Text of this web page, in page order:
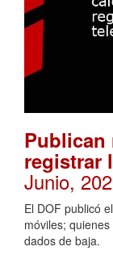
Publican
registrar
Junio,
El DOF publicó
móviles;
dados de baja.